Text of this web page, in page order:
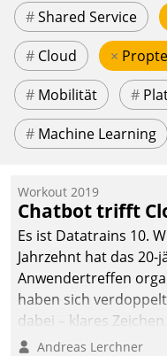
#Shared Service
# Cloud ×
# Mobilität #
# Machine Learning
Workout 2019
Chatbot trifft
Es ist Datatrains 10.
Jahrzehnt hat das
Anwendertreffen
haben sich
dabei – klares
Fokussierung auf den
Andreas Lerchner